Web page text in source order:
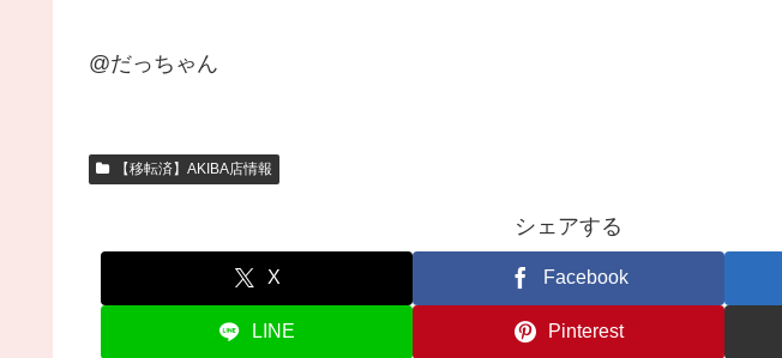
@だっちゃん
【移転済】AKIBA店情報
シェアする
X Facebook
LINE Pinterest